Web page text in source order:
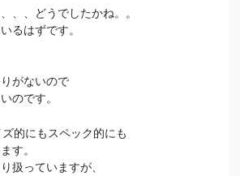
、、どうでしたかね。。
るはずです。
がないので
のです。
的にもスペック的にも
す。
扱っていますが、